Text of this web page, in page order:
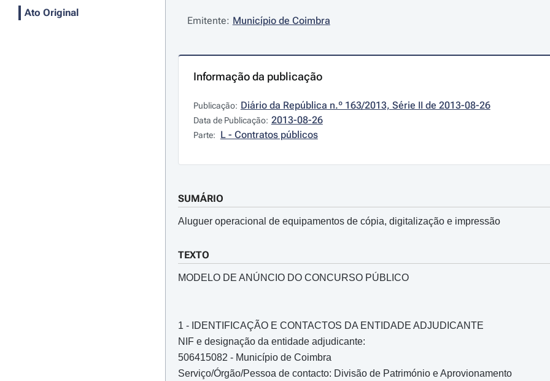
Ato Original
Emitente: Município de Coimbra
Informação da publicação
Publicação: Diário da República n.º 163/2013, Série II de 2013-08-26
Data de Publicação: 2013-08-26
Parte: L - Contratos públicos
SUMÁRIO
Aluguer operacional de equipamentos de cópia, digitalização e impressão
TEXTO
MODELO DE ANÚNCIO DO CONCURSO PÚBLICO
1 - IDENTIFICAÇÃO E CONTACTOS DA ENTIDADE ADJUDICANTE
NIF e designação da entidade adjudicante:
506415082 - Município de Coimbra
Serviço/Órgão/Pessoa de contacto: Divisão de Património e Aprovionamento